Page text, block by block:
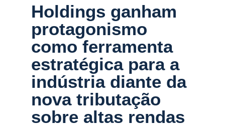
Holdings ganham
protagonismo
como ferramenta
estratégica para a
indústria diante da
nova tributação
sobre altas rendas